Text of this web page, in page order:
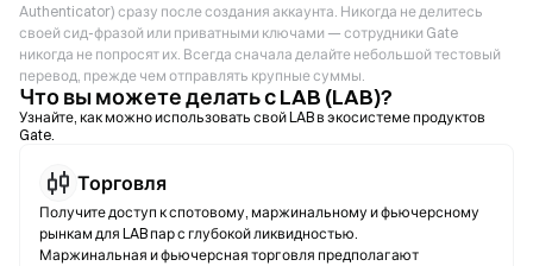
Authenticator) сразу после создания аккаунта. Никогда не делитесь
своей сид-фразой или приватными ключами — сотрудники Gate
никогда не попросят их. Всегда сначала делайте небольшой тестовый
перевод, прежде чем отправлять крупные суммы.
Что вы можете делать с LAB (LAB)?
Узнайте, как можно использовать свой LAB в экосистеме продуктов
Gate.
Торговля
Получите доступ к спотовому, маржинальному и фьючерсному
рынкам для LAB пар с глубокой ликвидностью.
Маржинальная и фьючерсная торговля предполагают